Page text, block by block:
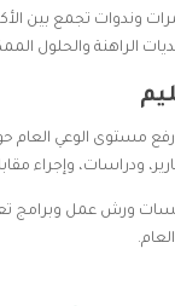
وندوات تجمع بين
الراهنة والحلول
رفع مستوى الوعي العام
ودراسات، وإجراء
ورش عمل وبرامج